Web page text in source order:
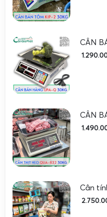
Cân điện tử UPA-Q 30kg
doanh bán lẻ, đặc biệt là
cảnh khác nhau.
Cân điện tử tính tiền
CÂN
CÂN
Cân